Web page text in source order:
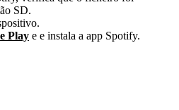
SD.
Play e e instala a app Spotify.